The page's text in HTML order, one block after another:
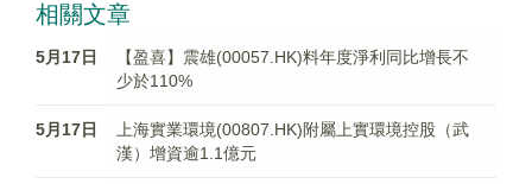
相關文章
5月17日
【盈喜】震雄(00057.HK)料年度淨利同比增長不
少於110%
5月17日
上海實業環境(00807.HK)附屬上實環境控股（武
漢）增資逾1.1億元